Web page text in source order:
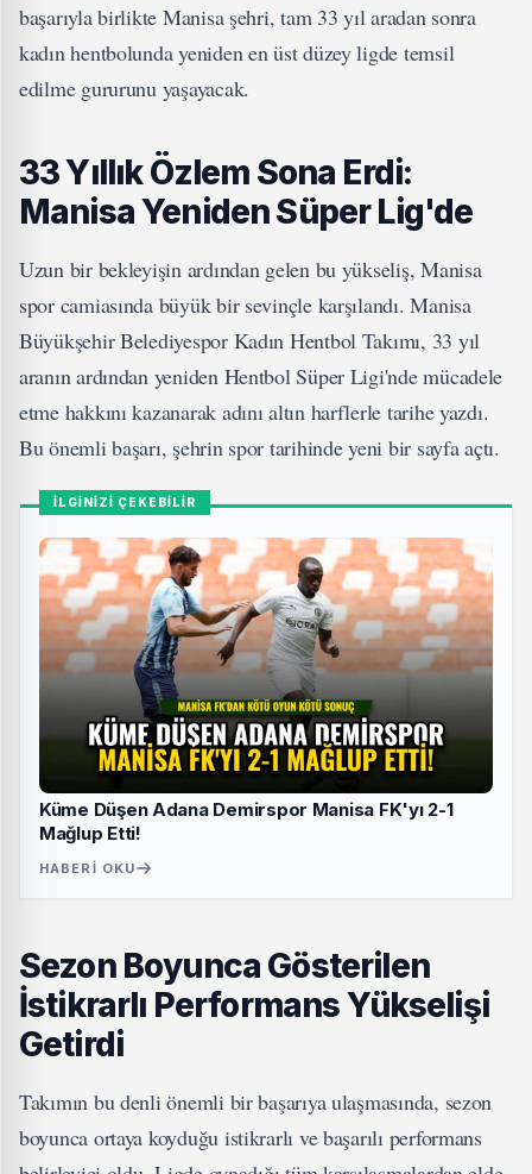
başarıyla birlikte Manisa şehri, tam 33 yıl aradan sonra
kadın hentbolunda yeniden en üst düzey ligde temsil
edilme gururunu yaşayacak.
33 Yıllık Özlem Sona Erdi:
Manisa Yeniden Süper Lig'de
Uzun bir bekleyişin ardından gelen bu yükseliş, Manisa
spor camiasında büyük bir sevinçle karşılandı. Manisa
Büyükşehir Belediyespor Kadın Hentbol Takımı, 33 yıl
aranın ardından yeniden Hentbol Süper Ligi'nde mücadele
etme hakkını kazanarak adını altın harflerle tarihe yazdı.
Bu önemli başarı, şehrin spor tarihinde yeni bir sayfa açtı.
İLGİNİZİ ÇEKEBİLİR
Küme Düşen Adana Demirspor Manisa FK'yı 2-1
Mağlup Etti!
HABERI OKU
Sezon Boyunca Gösterilen
İstikrarlı Performans Yükselişi
Getirdi
Takımın bu denli önemli bir başarıya ulaşmasında, sezon
boyunca ortaya koyduğu istikrarlı ve başarılı performans